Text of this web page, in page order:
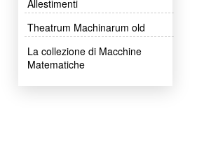
Allestimenti
Theatrum Machinarum old
La collezione di Macchine
Matematiche